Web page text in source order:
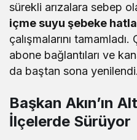
sürekli arızalara sebep
içme suyu şebeke
çalışmalarını
abone bağlantıları ve
da baştan sona yenilendi.
Başkan Akın’ın
İlçelerde Sürüyor